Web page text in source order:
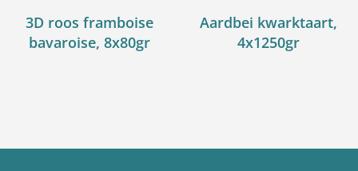
3D roos framboise
bavaroise, 8x80gr
Aardbei kwarktaart,
4x1250gr